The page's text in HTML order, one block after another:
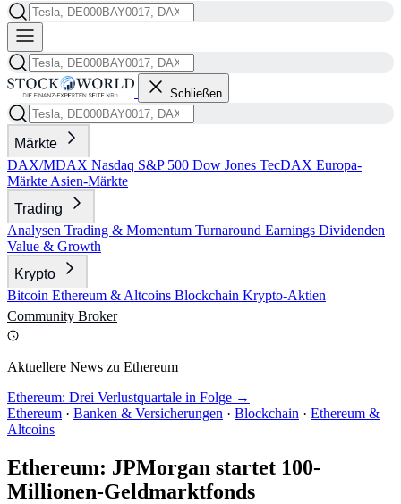
Schließen
Märkte
DAX/MDAX Nasdaq S&P 500 Dow Jones TecDAX Europa-
Märkte Asien-Märkte
Trading
Analysen Trading & Momentum Turnaround Earnings Dividenden
Value & Growth
Krypto
Bitcoin Ethereum & Altcoins Blockchain Krypto-Aktien
Community Broker
Aktuellere News zu Ethereum
Ethereum: Drei Verlustquartale in Folge →
Ethereum · Banken & Versicherungen · Blockchain · Ethereum &
Altcoins
Ethereum: JPMorgan startet 100-
Millionen-Geldmarktfonds